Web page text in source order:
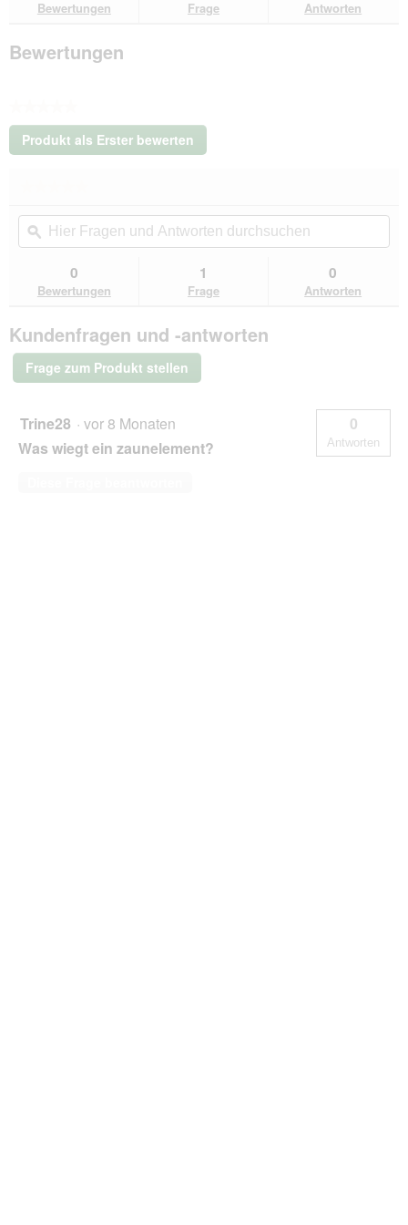
silber
2
Bewertungen Frage Antworten
Bewertungen
Kein
Beurteilungswert
Produkt als Erster bewerten
.
wird
ein
Dialogfeld
geöffnet.
Beurteilungswert
für
VidaXL
Stahl
silber
2
Hier
Fragen
und
durchsuchen
ϙ
0
Bewertungen
1
Frage
0
Antworten
Kundenfragen und -antworten
Frage zum Produkt stellen
Trine28 · vor 8 Monaten
Was wiegt ein zaunelement?
0
Antworten